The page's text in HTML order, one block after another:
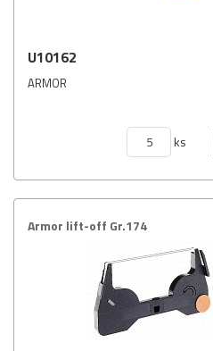
U10162
ARMOR
ks
Armor lift-​off Gr.​174